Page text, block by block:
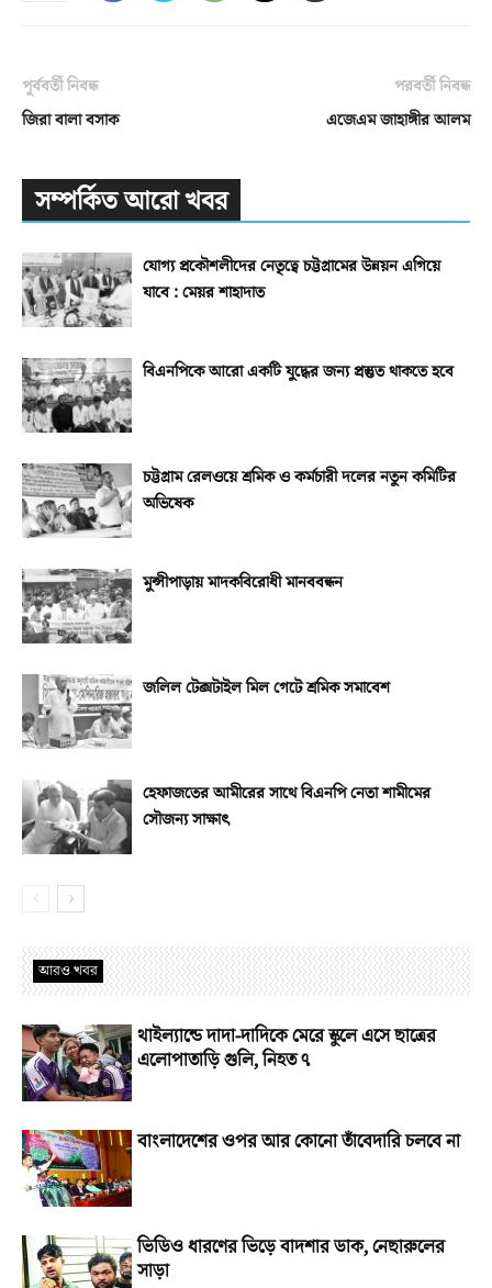
পূর্ববর্তী নিবন্ধ
জিরা বালা বসাক
পরবর্তী নিবন্ধ
এজেএম জাহাঙ্গীর আলম
সম্পর্কিত আরো খবর
যোগ্য প্রকৌশলীদের নেতৃত্বে চট্টগ্রামের উন্নয়ন এগিয়ে
যাবে : মেয়র শাহাদাত
বিএনপিকে আরো একটি যুদ্ধের জন্য প্রস্তুত থাকতে হবে
চট্টগ্রাম রেলওয়ে শ্রমিক ও কর্মচারী দলের নতুন কমিটির
অভিষেক
মুন্সীপাড়ায় মাদকবিরোধী মানববন্ধন
জলিল টেক্সটাইল মিল গেটে শ্রমিক সমাবেশ
হেফাজতের আমীরের সাথে বিএনপি নেতা শামীমের
সৌজন্য সাক্ষাৎ
আরও খবর
থাইল্যান্ডে দাদা-দাদিকে মেরে স্কুলে এসে ছাত্রের
এলোপাতাড়ি গুলি, নিহত ৭
বাংলাদেশের ওপর আর কোনো তাঁবেদারি চলবে না
ভিডিও ধারণের ভিড়ে বাদশার ডাক, নেছারুলের
সাড়া